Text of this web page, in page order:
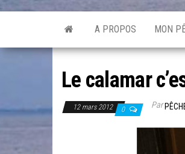
A PROPOS MON
Le calamar
12 mars 2012 0 Par